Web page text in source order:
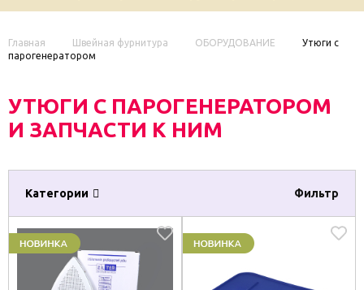
Главная Швейная фурнитура ОБОРУДОВАНИЕ
Утюги с
парогенератором
УТЮГИ С ПАРОГЕНЕРАТОРОМ
И ЗАПЧАСТИ К НИМ
Категории Фильтр